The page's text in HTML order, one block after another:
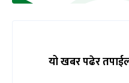
यो खबर पढेर